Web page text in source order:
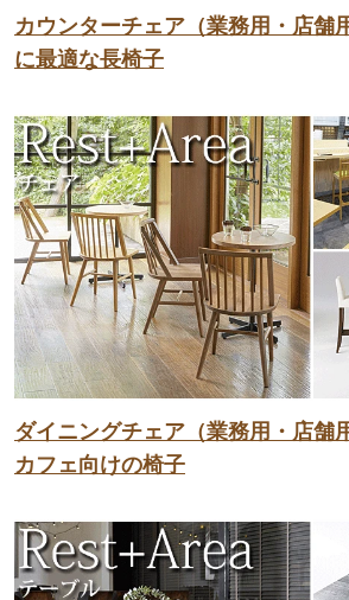
カウンターチェア（業務用・店舗
に最適な長椅子
ダイニングチェア（業務用・店舗
カフェ向けの椅子